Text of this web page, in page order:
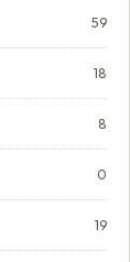
59
18
8
0
19